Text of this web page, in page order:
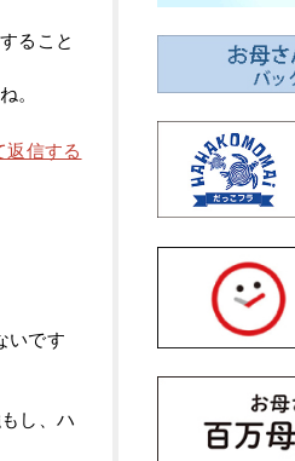
ること
。
返信する
いです
し、ハ